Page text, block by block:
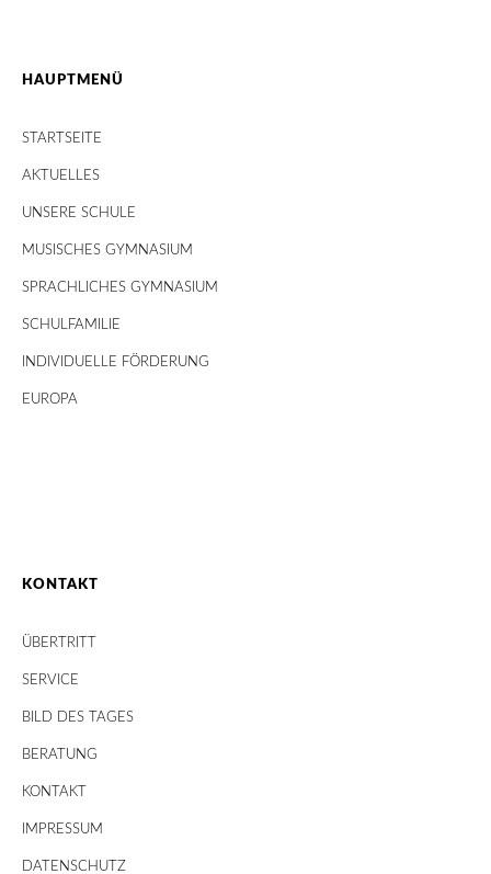
HAUPTMENÜ
STARTSEITE
AKTUELLES
UNSERE SCHULE
MUSISCHES GYMNASIUM
SPRACHLICHES GYMNASIUM
SCHULFAMILIE
INDIVIDUELLE FÖRDERUNG
EUROPA
KONTAKT
ÜBERTRITT
SERVICE
BILD DES TAGES
BERATUNG
KONTAKT
IMPRESSUM
DATENSCHUTZ